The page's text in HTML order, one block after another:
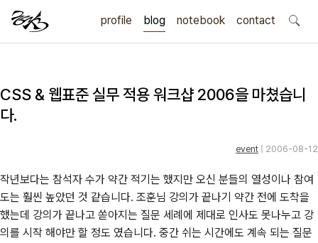
profile blog notebook contact
search
CSS & 웹표준 실무 적용 워크샵 2006을 마쳤습니
다.
event | 2006-08-12
작년보다는 참석자 수가 약간 적기는 했지만 오신 분들의 열성이나 참여
도는 훨씬 높았던 것 같습니다. 조훈님 강의가 끝나기 약간 전에 도착을
했는데 강의가 끝나고 쏟아지는 질문 세례에 제대로 인사도 못나누고 강
의를 시작 해야만 할 정도 였습니다. 중간 쉬는 시간에도 계속 되는 질문